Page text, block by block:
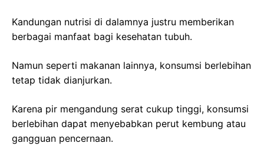
Kandungan nutrisi di dalamnya justru memberikan
berbagai manfaat bagi kesehatan tubuh.
Namun seperti makanan lainnya, konsumsi berlebihan
tetap tidak dianjurkan.
Karena pir mengandung serat cukup tinggi, konsumsi
berlebihan dapat menyebabkan perut kembung atau
gangguan pencernaan.